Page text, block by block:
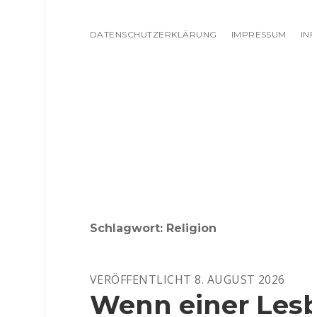
DATENSCHUTZERKLÄRUNG IMPRESSUM
Schlagwort: Religion
VERÖFFENTLICHT 8. AUGUST 2026
Wenn einer